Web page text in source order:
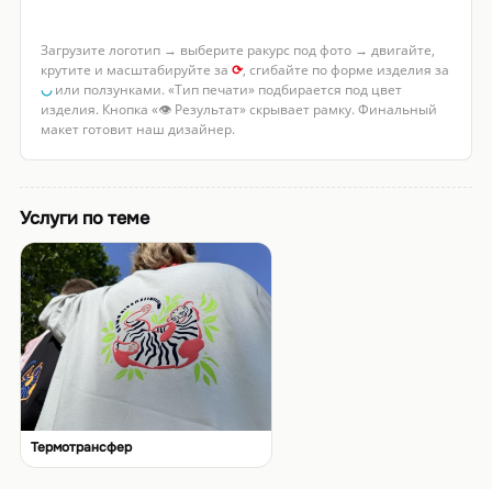
Загрузите логотип → выберите ракурс под фото → двигайте,
крутите и масштабируйте за ⟳, сгибайте по форме изделия за
◡или ползунками. «Тип печати» подбирается под цвет
изделия. Кнопка «👁 Результат» скрывает рамку. Финальный
макет готовит наш дизайнер.
Услуги по теме
Термотрансфер